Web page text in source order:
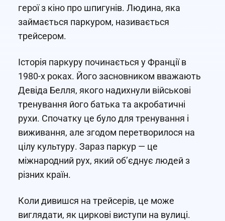
герої з кіно про шпигунів. Людина, яка
займається паркуром, називається
трейсером.
Історія паркуру починається у Франції в
1980-х роках. Його засновником вважають
Девіда Белля, якого надихнули військові
тренування його батька та акробатичні
рухи. Спочатку це було для тренування і
виживання, але згодом перетворилося на
цілу культуру. Зараз паркур — це
міжнародний рух, який об’єднує людей з
різних країн.
Коли дивишся на трейсерів, це може
виглядати, як циркові виступи на вулиці.